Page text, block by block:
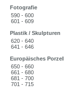
Fotografie
590 - 600
601 - 609
Plastik / Skulpturen
620 - 640
641 - 646
Europäisches
650 - 660
661 - 680
681 - 700
701 - 715